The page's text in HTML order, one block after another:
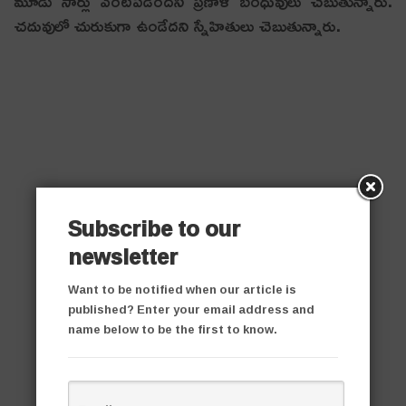
చదువులో చురుకుగా ఉండేదని స్నేహితులు చెబుతున్నారు.
Subscribe to our
newsletter
Want to be notified when our article is
published? Enter your email address and
name below to be the first to know.